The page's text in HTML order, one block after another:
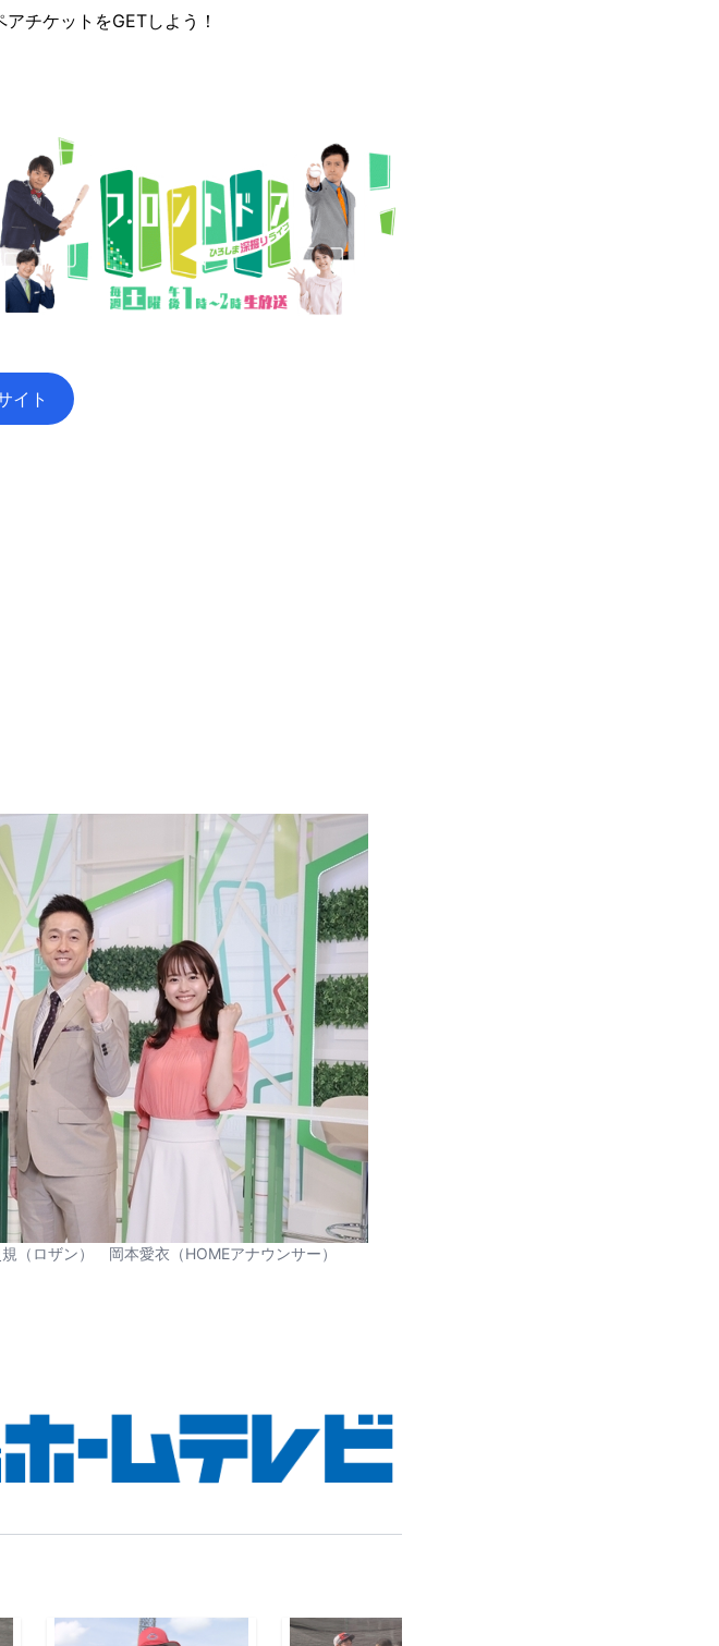
チケットをGETしよう！
イト
（ロザン） 岡本愛衣（HOMEアナウンサー）